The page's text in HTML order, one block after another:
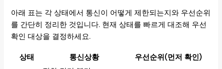
아래 표는 각 상태에서 통신이 어떻게 제한되는지와 우선순위
를 간단히 정리한 것입니다. 현재 상태를 빠르게 대조해 우선
확인 대상을 결정하세요.
상태 통신상황 우선순위(먼저 확인)